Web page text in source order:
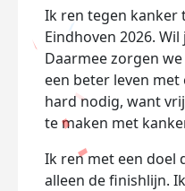
Ik ren tegen kanker
Eindhoven 2026.
Daarmee zorgen
een beter leven met
hard nodig, want
te maken met
Ik ren met een doel
alleen de finishlijn.